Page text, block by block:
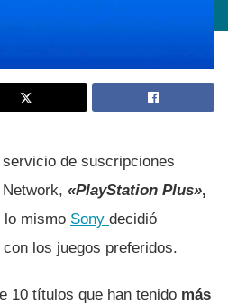
de suscripciones
«PlayStation Plus»,
lo mismo Sony decidió
los juegos preferidos.
10 tí­tulos que han tenido más